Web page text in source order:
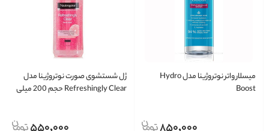
میسلار واتر نوتروژینا مدل Hydro
Boost
ژل شستشوی صورت نوتروژینا مدل
Refreshingly Clear حجم 200 میلی